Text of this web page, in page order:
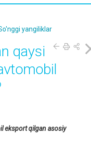
yangiliklar
qaysi
eksport qilgan asosiy